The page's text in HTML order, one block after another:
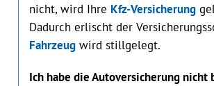
nicht, wird Ihre Kfz-Versicherung
Dadurch erlischt der
Fahrzeugwird stillgelegt.
Ich habe die Autoversicherung nicht